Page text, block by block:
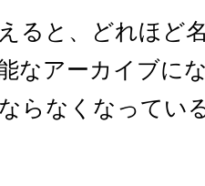
ると、どれほど
なアーカイブに
らなくなってい